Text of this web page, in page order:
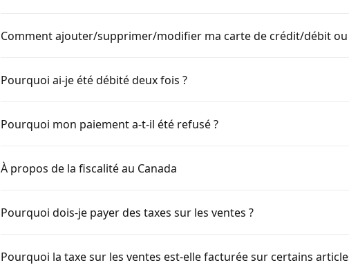
Comment ajouter/supprimer/modifier ma carte de crédit/débit ou
Pourquoi ai-je été débité deux fois ?
Pourquoi mon paiement a-t-il été refusé ?
À propos de la fiscalité au Canada
Pourquoi dois-je payer des taxes sur les ventes ?
Pourquoi la taxe sur les ventes est-elle facturée sur certains